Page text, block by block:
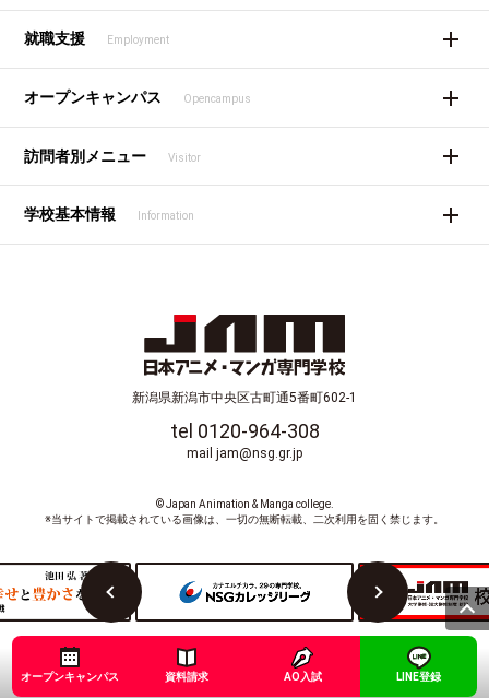
就職支援 Employment
オープンキャンパス Opencampus
訪問者別メニュー Visitor
学校基本情報 Information
新潟県新潟市中央区古町通5番町602-1
tel 0120-964-308
mail jam@nsg.gr.jp
© Japan Animation & Manga college.
※当サイトで掲載されている画像は、一切の無断転載、二次利用を固く禁じます。
オープンキャンパス 資料請求 AO入試 LINE登録